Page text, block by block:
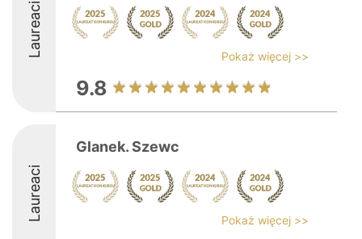
Laureaci Pokaż więcej >>
9.8
Laureaci
Glanek. Szewc
Pokaż więcej >>